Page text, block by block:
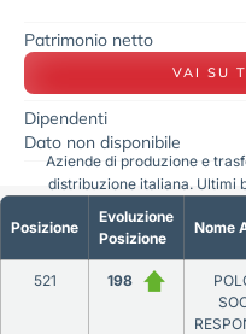
Patrimonio netto
VAI SU
Dipendenti
Dato non disponibile
Posizione
Evoluzione
Posizione
Nome
521 198
Aziende di produzione e
distribuzione italiana. Ultimi